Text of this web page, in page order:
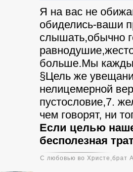
Я на вас не
обиделись-ваши
слышать,обычно
больше.Мы
§Цель же
нелицемерной
пустословие,7.
чем говорят, ни
Если целью
бесполезная
С любовью во Христе,брат